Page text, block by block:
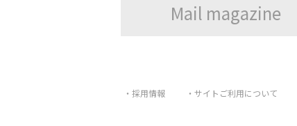
Mail magazine
・採用情報 ・サイトご利用について